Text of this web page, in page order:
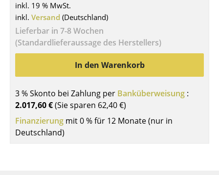
Beistelltische
Couchtische
Schreibtische
Konferenztische
Stehtische & Stehpulte
Kindertische
inkl. 19 % MwSt.
inkl. Versand (Deutschland)
Lieferbar in 7-8 Wochen
(Standardlieferaussage des Herstellers)
In den Warenkorb
3 % Skonto bei Zahlung per Banküberweisung :
2.017,60 €(Sie sparen 62,40 €)
Finanzierung mit 0 % für 12 Monate (nur in
Deutschland)